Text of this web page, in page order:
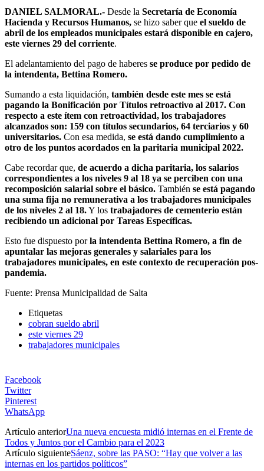
DANIEL SALMORAL.- Desde la Secretaría de Economía
Hacienda y Recursos Humanos, se hizo saber que el sueldo de
abril de los empleados municipales estará disponible en cajero,
este viernes 29 del corriente.
El adelantamiento del pago de haberes se produce por pedido de
la intendenta, Bettina Romero.
Sumando a esta liquidación, también desde este mes se está
pagando la Bonificación por Títulos retroactivo al 2017. Con
respecto a este ítem con retroactividad, los trabajadores
alcanzados son: 159 con títulos secundarios, 64 terciarios y 60
universitarios. Con esa medida, se está dando cumplimiento a
otro de los puntos acordados en la paritaria municipal 2022.
Cabe recordar que, de acuerdo a dicha paritaria, los salarios
correspondientes a los niveles 9 al 18 ya se perciben con una
recomposición salarial sobre el básico. También se está pagando
una suma fija no remunerativa a los trabajadores municipales
de los niveles 2 al 18.Y los trabajadores de cementerio están
recibiendo un adicional por Tareas Específicas.
Esto fue dispuesto porla intendenta Bettina Romero, a fin de
apuntalar las mejoras generales y salariales para los
trabajadores municipales, en este contexto de recuperación pos-
pandemia.
Fuente: Prensa Municipalidad de Salta
Etiquetas
cobran sueldo abril
este viernes 29
trabajadores municipales
Facebook
Twitter
Pinterest
WhatsApp
Artículo anteriorUna nueva encuesta midió internas en el Frente de
Todos y Juntos por el Cambio para el 2023
Artículo siguienteSáenz, sobre las PASO: “Hay que volver a las
internas en los partidos políticos”